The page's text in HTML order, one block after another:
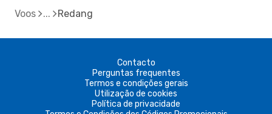
Voos Redang
Contacto
Perguntas frequentes
Termos e condições gerais
Utilização de cookies
Política de privacidade